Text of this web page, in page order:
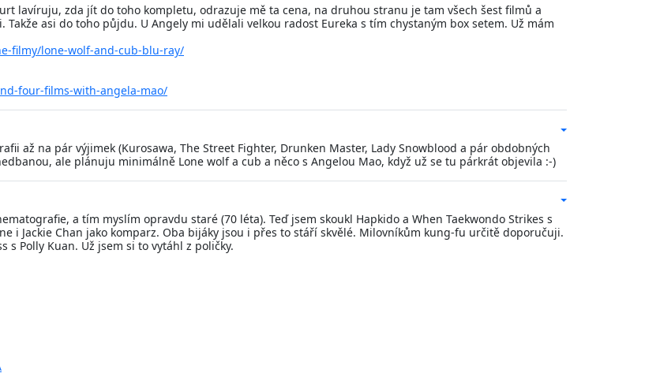
lavíruju, zda jít do toho kompletu, odrazuje mě ta cena, na druhou stranu je tam všech šest filmů a
asi do toho půjdu. U Angely mi udělali velkou radost Eureka s tím chystaným box setem. Už mám
filmy/lone-wolf-and-cub-blu-ray/
four-films-with-angela-mao/
až na pár výjimek (Kurosawa, The Street Fighter, Drunken Master, Lady Snowblood a pár obdobných
ale plánuju minimálně Lone wolf a cub a něco s Angelou Mao, když už se tu párkrát objevila :-)
a tím myslím opravdu staré (70 léta). Teď jsem skoukl Hapkido a When Taekwondo Strikes s
i Jackie Chan jako komparz. Oba bijáky jsou i přes to stáří skvělé. Milovníkům kung-fu určitě doporučuji.
s Polly Kuan. Už jsem si to vytáhl z poličky.